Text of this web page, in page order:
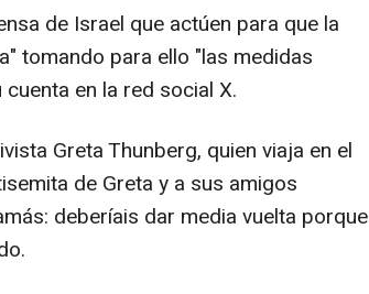
de Israel que actúen para que la
tomando para ello "las medidas
en la red social X.
Greta Thunberg, quien viaja en el
de Greta y a sus amigos
deberíais dar media vuelta porque